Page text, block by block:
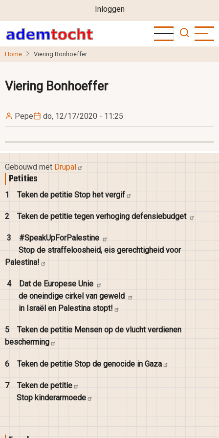
naar
de
inhoud
User
account
menu
Inloggen
Home Viering Bonhoeffer
Viering Bonhoeffer
Pepe do, 12/17/2020 - 11:25
Gebouwd met Drupal
Petities
1 Teken de petitie Stop hetvergif
2 Teken de petitie tegen verhoging defensiebudget
3
#SpeakUpForPalestine
Stop de straffeloosheid, eis gerechtigheid voor
Palestina!
4 Dat de Europese Unie
de oneindige cirkel van geweld
in Israël en Palestina stopt!
5 Teken de petitie Mensen op de vlucht verdienen
bescherming
6 Teken de petitie Stop de genocide in Gaza
7 Teken de petitie
Stop kinderarmoede